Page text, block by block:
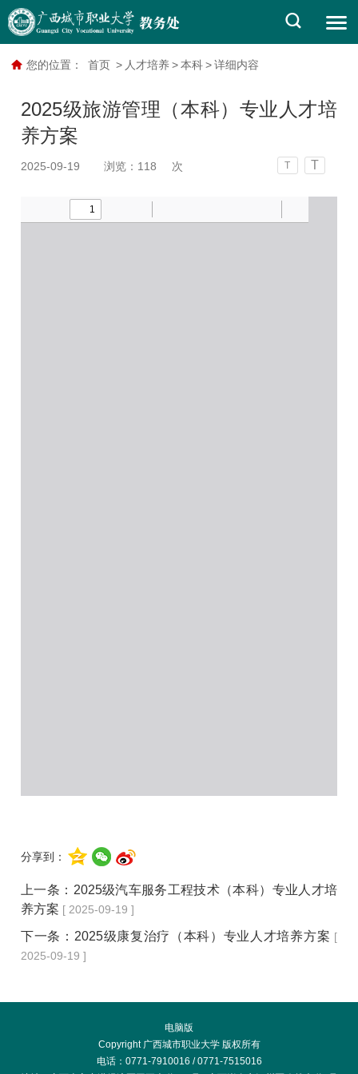
您的位置： 首页 > 人才培养 > 本科 > 详细内容
2025级旅游管理（本科）专业人才培
养方案
2025-09-19 浏览： 118 次 T T
分享到：
上一条： 2025级汽车服务工程技术（本科）专业人才培
养方案 [ 2025-09-19 ]
下一条： 2025级康复治疗（本科）专业人才培养方案 [
2025-09-19 ]
电脑版
Copyright 广西城市职业大学 版权所有
电话：0771-7910016 / 0771-7515016